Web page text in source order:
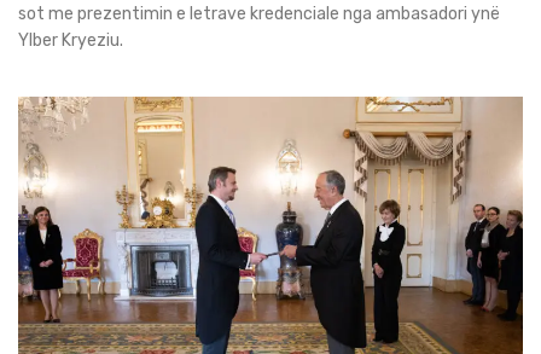
sot me prezentimin e letrave kredenciale nga ambasadori ynë
Ylber Kryeziu.